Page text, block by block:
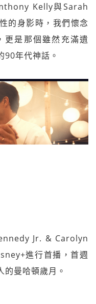
Kelly與Sarah
的身影時，我們懷念
更是那個雖然充滿遺
90年代神話。
Jr. & Carolyn
進行首播，首週
曼哈頓歲月。